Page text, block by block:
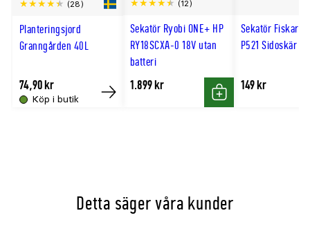
Utmärkande produktegenskaper
långsamtväxande, tidig
tätförgrenat, brett, rundat
Krukstorlek (cm)
co/kl 22–35
Förväntad slutbredd (meter)
1,5–3,5
Planteringsjord
Granngården 40L
(28)
Köp i butik
74,90 kr
Köp
Sekatör Ryobi ONE+ HP
RY18SCXA-0 18V utan
batteri
(12)
1.899 kr
Köp
Sekatör Fiskars
P521 Sidoskär
149 kr
Detta säger våra kunder